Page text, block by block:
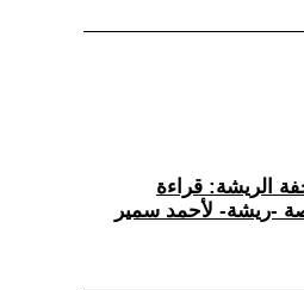
الريشة: قراءة
-ريشة- لأحمد سمير